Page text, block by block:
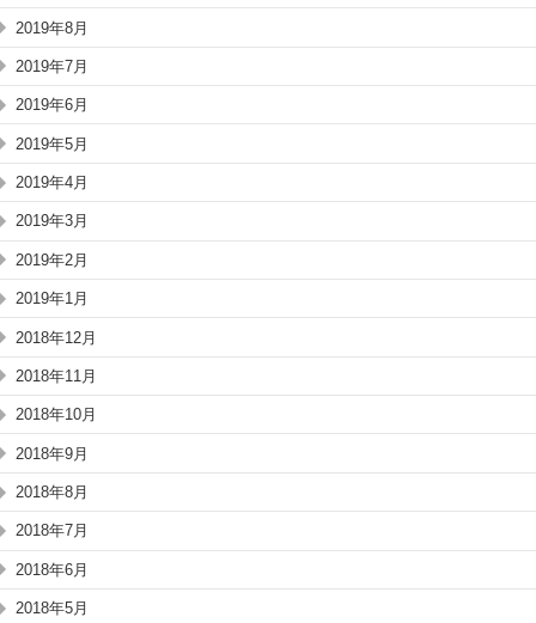
2019年8月
2019年7月
2019年6月
2019年5月
2019年4月
2019年3月
2019年2月
2019年1月
2018年12月
2018年11月
2018年10月
2018年9月
2018年8月
2018年7月
2018年6月
2018年5月